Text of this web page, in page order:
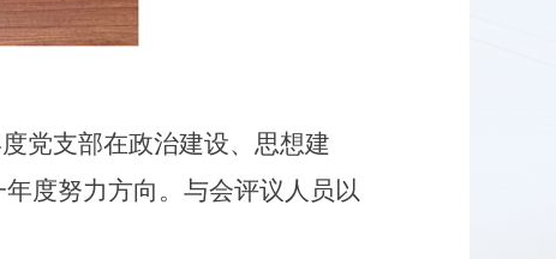
党支部在政治建设、思想建
度努力方向。与会评议人员以